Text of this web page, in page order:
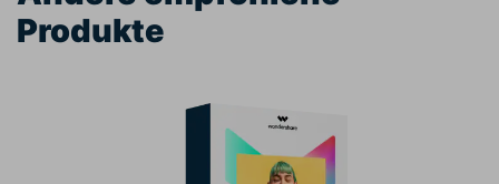
Produkte